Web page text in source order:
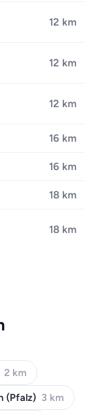
12 km
12 km
12 km
16 km
16 km
18 km
18 km
2 km
(Pfalz) 3 km